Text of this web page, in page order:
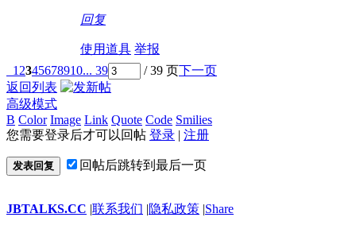
回复
使用道具 举报
1 2345678910... 39 / 39 页下一页
返回列表
高级模式
B Color Image Link Quote Code Smilies
您需要登录后才可以回帖 登录 | 注册
发表回复 回帖后跳转到最后一页
JBTALKS.CC |联系我们 |隐私政策 |Share